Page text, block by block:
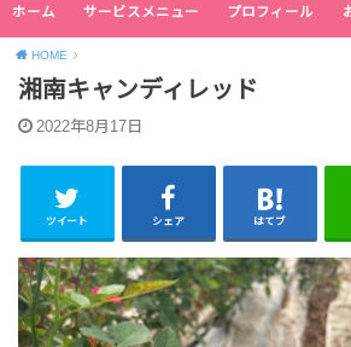
ホーム サービスメニュー プロフィール
HOME
湘南キャンディレッド
2022年8月17日
ツイート シェア はてブ